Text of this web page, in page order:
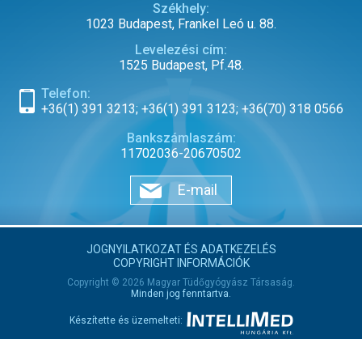
Székhely:
1023 Budapest, Frankel Leó u. 88.
Levelezési cím:
1525 Budapest, Pf.48.
Telefon:
+36(1) 391 3213; +36(1) 391 3123; +36(70) 318 0566
Bankszámlaszám:
11702036-20670502
E-mail
JOGNYILATKOZAT ÉS ADATKEZELÉS
COPYRIGHT INFORMÁCIÓK
Copyright © 2026 Magyar Tüdőgyógyász Társaság.
Minden jog fenntartva.
Készítette és üzemelteti: